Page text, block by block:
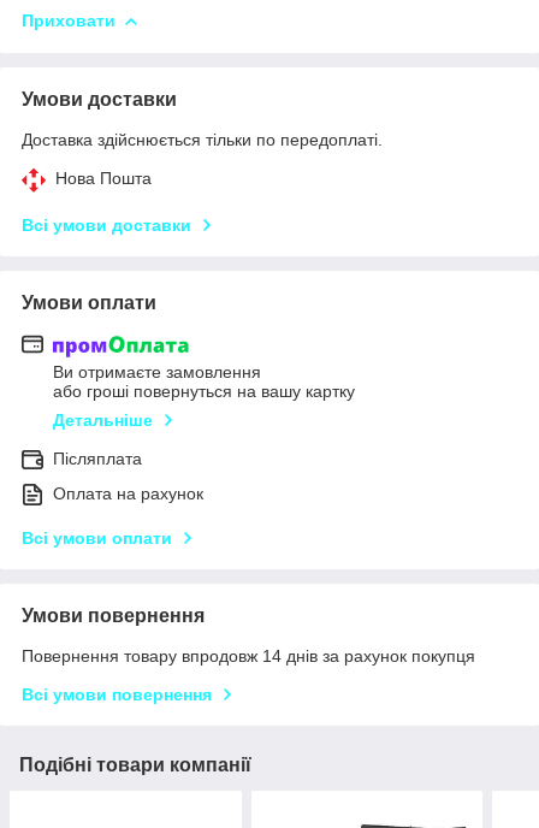
Приховати
Умови доставки
Доставка здійснюється тільки по передоплаті.
Нова Пошта
Всі умови доставки
Умови оплати
Ви отримаєте замовлення
або гроші повернуться на вашу картку
Детальніше
Післяплата
Оплата на рахунок
Всі умови оплати
Умови повернення
Повернення товару впродовж 14 днів за рахунок покупця
Всі умови повернення
Подібні товари компанії